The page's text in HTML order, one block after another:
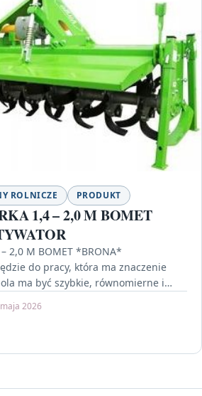
ROLNICZE PRODUKT
1,4 – 2,0 M BOMET
– 2,0 M BOMET *BRONA*
do pracy, która ma znaczenie
ma być szybkie, równomierne i
2026